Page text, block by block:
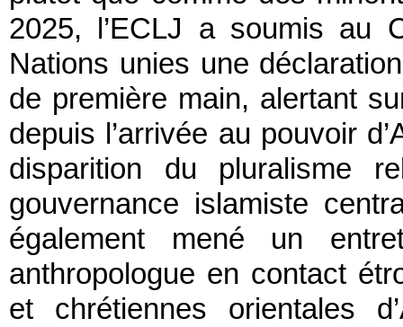
2025, l’ECLJ a soumis au
Nations unies une
de première main, alertant
depuis l’arrivée au pouvoir
disparition du pluralisme
gouvernance islamiste
également mené un
anthropologue en contact
et chrétiennes orientales